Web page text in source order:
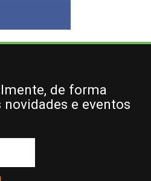
de forma
e eventos